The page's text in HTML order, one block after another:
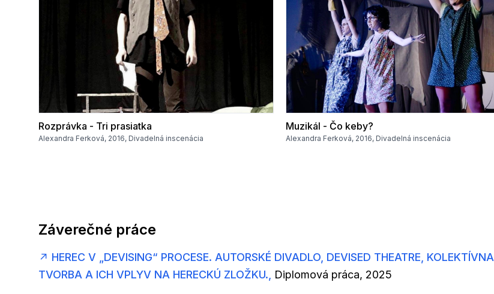
Rozprávka - Tri prasiatka
Alexandra Ferková, 2016, Divadelná inscenácia
Muzikál - Čo keby?
Alexandra Ferková, 2016, Divadelná inscenácia
Záverečné práce
↗ HEREC V „DEVISING“ PROCESE. AUTORSKÉ DIVADLO, DEVISED THEATRE, KOLEKTÍVNA
TVORBA A ICH VPLYV NA HERECKÚ ZLOŽKU.,
Diplomová práca, 2025